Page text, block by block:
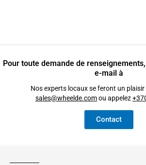
Pour toute demande de
e-mail à
Nos experts locaux se feront un plaisir
sales@wheelde.comou appelez
Contact